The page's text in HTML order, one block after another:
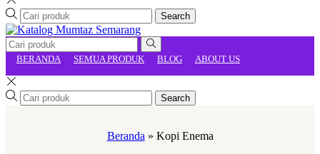
Search
BERANDA SEMUA PRODUK BLOG ABOUT US
Search
Beranda » Kopi Enema